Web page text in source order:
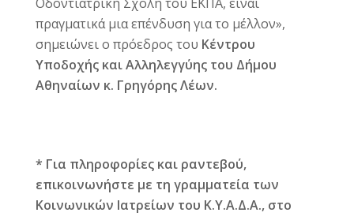
πραγματικά μια επένδυση για το μέλλον»,
σημειώνει ο πρόεδρος του Κέντρου
Υποδοχής και Αλληλεγγύης του Δήμου
Αθηναίων κ. Γρηγόρης Λέων.
* Για πληροφορίες και ραντεβού,
επικοινωνήστε με τη γραμματεία των
Κοινωνικών Ιατρείων του Κ.Υ.Α.Δ.Α., στο